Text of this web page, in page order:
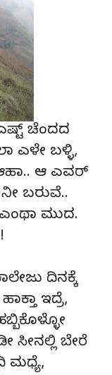
ಎಷ್ಟ್ ಚೆಂದದ
ಎಳೇ ಬಳ್ಳಿ,
ಆಹಾ.. ಆ ಎವರ್
ನೀ ಬರುವೆ..
ಮುದ.
ದಿನಕ್ಕೆ
ಇದ್ರೆ,
ಸೀನಲ್ಲಿ ಬೇರೆ
ಮಧ್ಯೆ,